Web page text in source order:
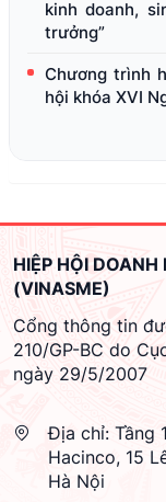
kinh doanh,
trưởng”
Chương trình
hội khóa XVI
HIỆP HỘI
(VINASME)
Cổng thông tin
210/GP-BC do
ngày 29/5/2007
Địa chỉ: Tầng
Hacinco, 15
Hà Nội